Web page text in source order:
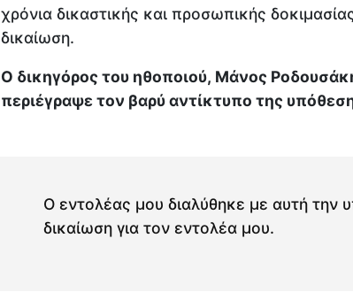
χρόνια δικαστικής και προσωπικής
δικαίωση.
Ο δικηγόρος του ηθοποιού, Μάνος
περιέγραψε τον βαρύ αντίκτυπο της
Ο εντολέας μου διαλύθηκε με αυτή την
δικαίωση για τον εντολέα μου.